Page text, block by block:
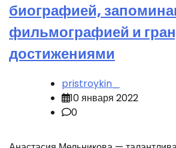
биографией,
фильмографией и
достижениями
pristroykin_
10 января 2022
0